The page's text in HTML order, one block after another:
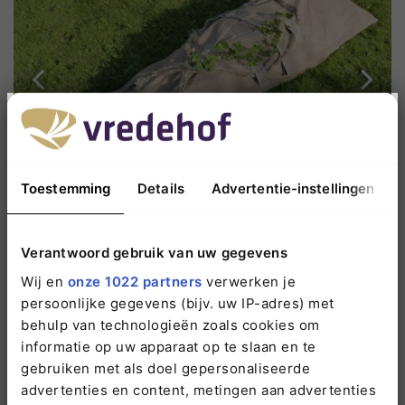
Toestemming Details Advertentie-instellingen
Verantwoord gebruik van uw gegevens
Wij en onze 1022 partners verwerken je
persoonlijke gegevens (bijv. uw IP-adres) met
behulp van technologieën zoals cookies om
informatie op uw apparaat op te slaan en te
gebruiken met als doel gepersonaliseerde
advertenties en content, metingen aan advertenties
Contactformulier Duurzame Uitvaart
Neem contact met mij op. Ik heb een vraag over de
mogelijkheden om een uitvaart zo duurzaam mogelijk vorm te
geven.